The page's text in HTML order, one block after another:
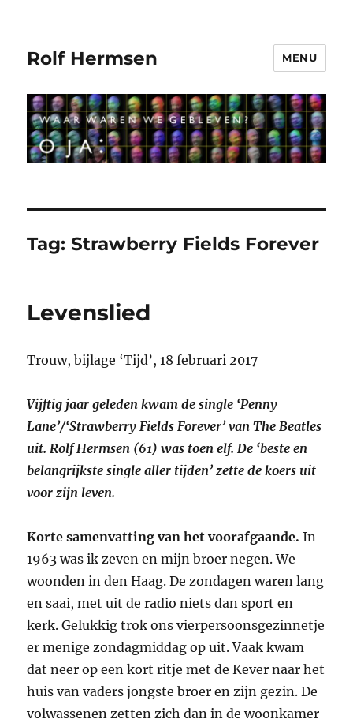
Rolf Hermsen MENU
Tag:Strawberry Fields Forever
Levenslied
Trouw, bijlage ‘Tijd’, 18 februari 2017
Vijftig jaar geleden kwam de single ‘Penny
Lane’/‘Strawberry Fields Forever’ van The Beatles
uit. Rolf Hermsen (61) was toen elf. De ‘beste en
belangrijkste single aller tijden’ zette de koers uit
voor zijn leven.
Korte samenvatting van het voorafgaande. In
1963 was ik zeven en mijn broer negen. We
woonden in den Haag. De zondagen waren lang
en saai, met uit de radio niets dan sport en
kerk. Gelukkig trok ons vierpersoonsgezinnetje
er menige zondagmiddag op uit. Vaak kwam
dat neer op een kort ritje met de Kever naar het
huis van vaders jongste broer en zijn gezin. De
volwassenen zetten zich dan in de woonkamer